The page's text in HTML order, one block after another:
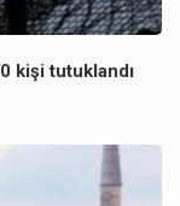
kişi tutuklandı